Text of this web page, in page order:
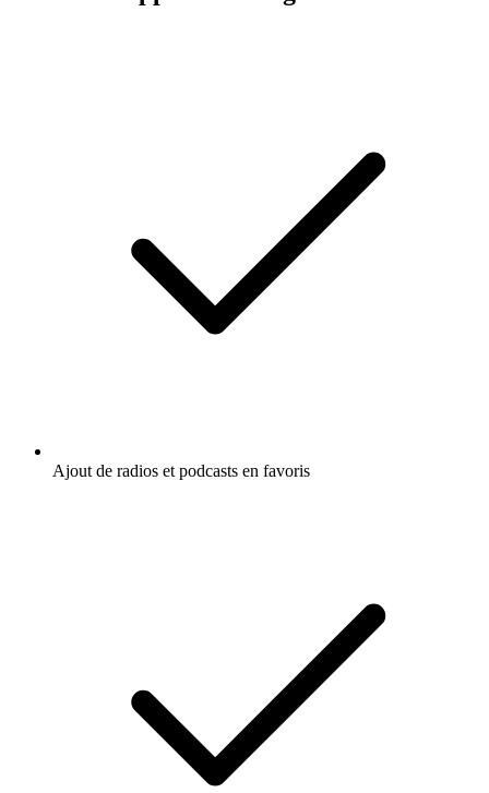
Ajout de radios et podcasts en favoris